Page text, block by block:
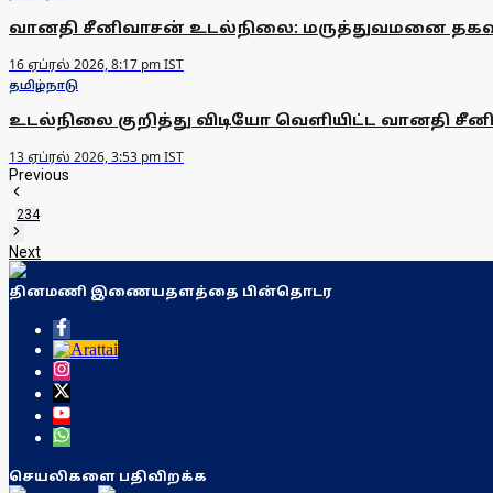
வானதி சீனிவாசன் உடல்நிலை: மருத்துவமனை
16 ஏப்ரல் 2026, 8:17 pm IST
தமிழ்நாடு
உடல்நிலை குறித்து விடியோ வெளியிட்ட வானதி
13 ஏப்ரல் 2026, 3:53 pm IST
Previous
234
Next
தினமணி இணையதளத்தை பின்தொடர
செயலிகளை பதிவிறக்க